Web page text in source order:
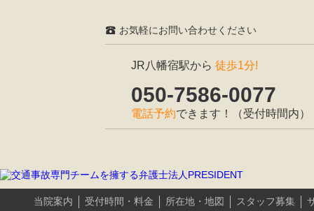
お気軽にお問い合わせください
JR八幡宿駅から 徒歩1分!
050-7586-0077
電話予約できます！（受付時間内）
当院案内 受付時間・料金 所在地・地図 スタッフ募集